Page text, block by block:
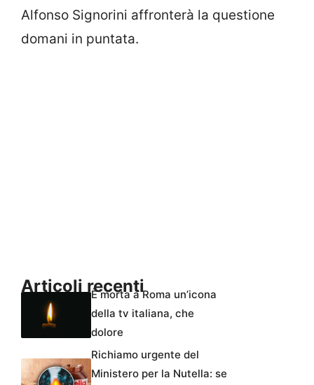
Alfonso Signorini affronterà la questione
domani in puntata.
Articoli recentiÈ morta a Roma un’icona
della tv italiana, che
dolore
Richiamo urgente del
Ministero per la Nutella: se